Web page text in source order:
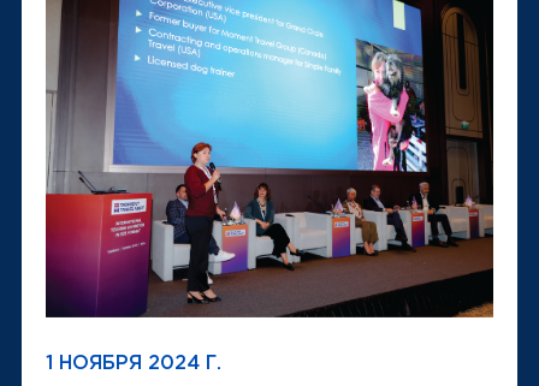
1 НОЯБРЯ 2024 Г.